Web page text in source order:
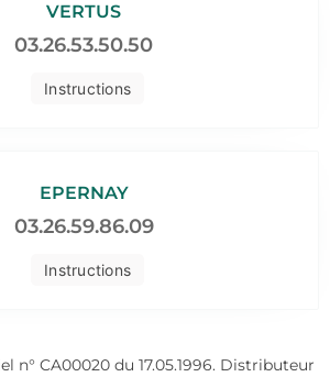
Instructions
VERTUS
03.26.53.50.50
Instructions
EPERNAY
03.26.59.86.09
n° CA00020 du 17.05.1996. Distributeur